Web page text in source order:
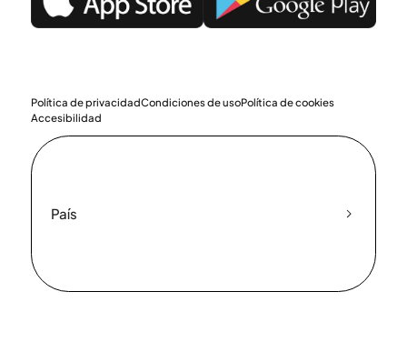
Política de privacidadCondiciones de usoPolítica de cookies
Accesibilidad
País